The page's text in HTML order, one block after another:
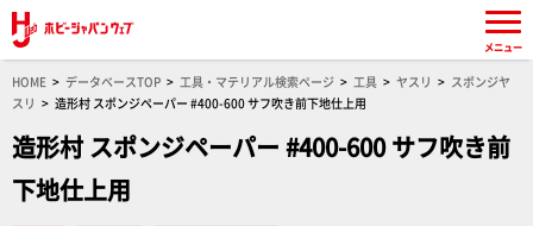
HOME データベースTOP 工具・マテリアル検索ページ 工具 ヤスリ
スポンジヤ
スリ
造形村 スポンジペーパー #400-600 サフ吹き前下地仕上用
造形村 スポンジペーパー #400-600 サフ吹き前
下地仕上用
メニュー